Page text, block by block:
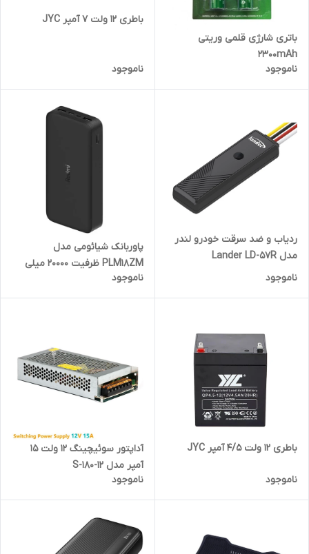
باتری شارژی قلمی وریتی
2300mAh
ناموجود
باطری 12 ولت 7 آمپر JYC
ناموجود
ردیاب و ضد سرقت خودرو لندر
مدل Lander LD-57R
ناموجود
پاوربانک شیائومی مدل
PLM18ZM ظرفیت 20000 میلی
آمپر ساعت
ناموجود
باطری 12 ولت 4/5 آمپر JYC
ناموجود
آداپتور سوئیچینگ 12 ولت 15
آمپر مدل S-180-12
ناموجود